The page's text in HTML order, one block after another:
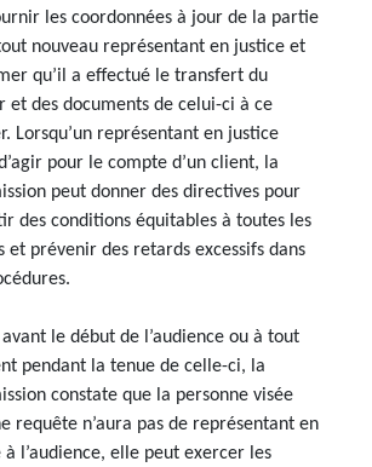
les coordonnées à jour de la partie
nouveau représentant en justice et
qu’il a effectué le transfert du
et des documents de celui-ci à ce
Lorsqu’un représentant en justice
pour le compte d’un client, la
peut donner des directives pour
des conditions équitables à toutes les
et prévenir des retards excessifs dans
avant le début de l’audience ou à tout
pendant la tenue de celle-ci, la
constate que la personne visée
requête n’aura pas de représentant en
à l’audience, elle peut exercer les